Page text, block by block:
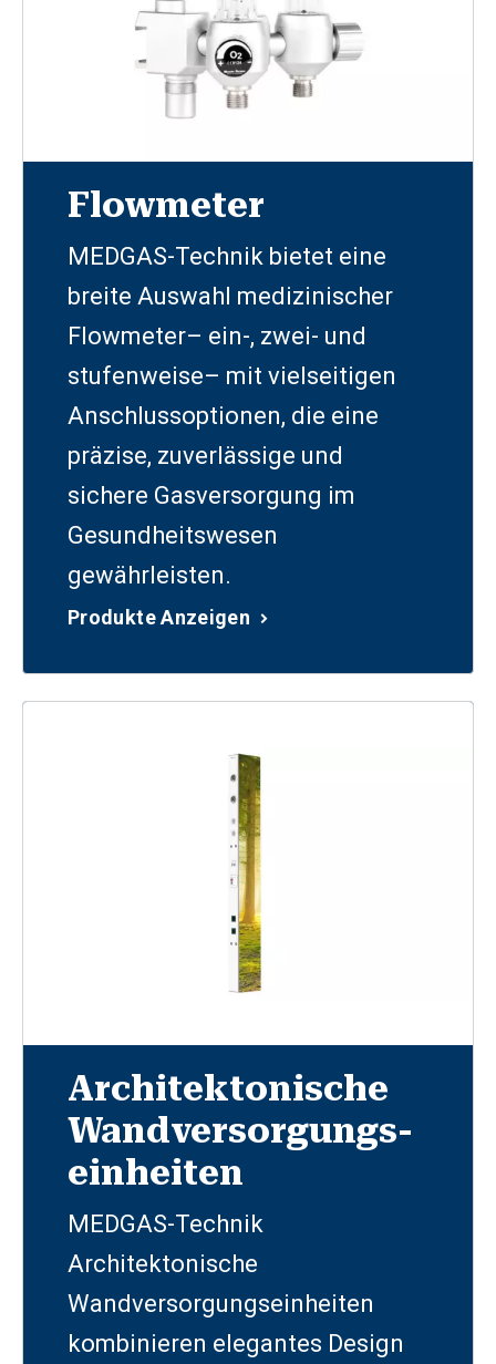
Flowmeter
MEDGAS-Technik bietet eine
breite Auswahl medizinischer
Flowmeter– ein-, zwei- und
stufenweise– mit vielseitigen
Anschlussoptionen, die eine
präzise, zuverlässige und
sichere Gasversorgung im
Gesundheitswesen
gewährleisten.
Produkte Anzeigen
Architektonische
Wandversorgungs-
einheiten
MEDGAS-Technik
Architektonische
Wandversorgungseinheiten
kombinieren elegantes Design